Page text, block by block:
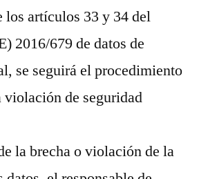
los artículos 33 y 34 del
2016/679 de datos de
se seguirá el procedimiento
violación de seguridad
la brecha o violación de la